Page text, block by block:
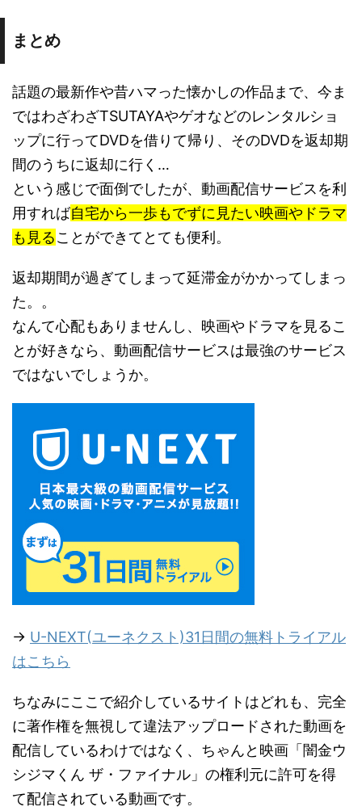
まとめ
話題の最新作や昔ハマった懐かしの作品まで、今ま
ではわざわざTSUTAYAやゲオなどのレンタルショ
ップに行ってDVDを借りて帰り、そのDVDを返却期
間のうちに返却に行く…
という感じで面倒でしたが、動画配信サービスを利
用すれば自宅から一歩もでずに見たい映画やドラマ
も見ることができてとても便利。
返却期間が過ぎてしまって延滞金がかかってしまっ
た。。
なんて心配もありませんし、映画やドラマを見るこ
とが好きなら、動画配信サービスは最強のサービス
ではないでしょうか。
→ U-NEXT(ユーネクスト)31日間の無料トライアル
はこちら
ちなみにここで紹介しているサイトはどれも、完全
に著作権を無視して違法アップロードされた動画を
配信しているわけではなく、ちゃんと映画「闇金ウ
シジマくん ザ・ファイナル」の権利元に許可を得
て配信されている動画です。